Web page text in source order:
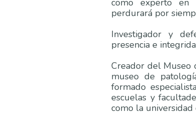
como experto en
perdurará por
Investigador y
presencia e
Creador del Museo
museo de
formado
escuelas y
como la universidad